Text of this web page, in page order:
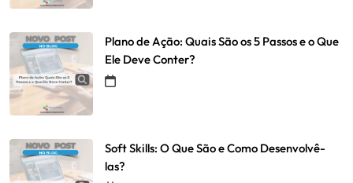
Plano de Ação: Quais São os 5 Passos e o Que
Ele Deve Conter?
Soft Skills: O Que São e Como Desenvolvê-
las?